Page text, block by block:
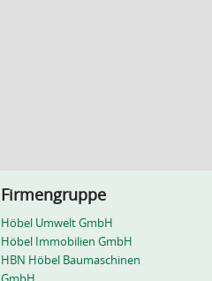
Firmengruppe
Höbel Umwelt GmbH
Höbel Immobilien GmbH
HBN Höbel Baumaschinen